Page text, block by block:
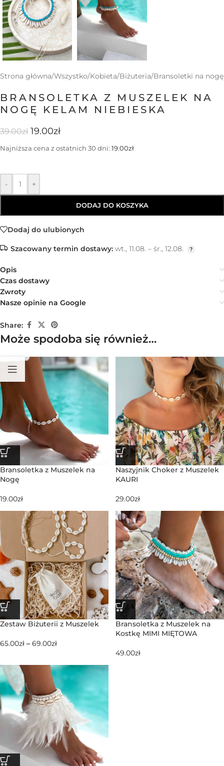
Strona główna/Wszystko/Kobieta/Biżuteria/Bransoletki na nogę
BRANSOLETKA Z MUSZELEK NA
NOGĘ KELAM NIEBIESKA
39.00zł 19.00zł
Najniższa cena z ostatnich 30 dni: 19.00zł
- +
DODAJ DO KOSZYKA
Dodaj do ulubionych
Szacowany termin dostawy: wt., 11.08. – śr., 12.08.
Opis
Czas dostawy
Zwroty
Nasze opinie na Google
Share:
Może spodoba się również…
Bransoletka z Muszelek na
Nogę
19.00zł
Naszyjnik Choker z Muszelek
KAURI
29.00zł
Zestaw Biżuterii z Muszelek
65.00zł – 69.00zł
Bransoletka z Muszelek na
Kostkę MIMI MIĘTOWA
49.00zł